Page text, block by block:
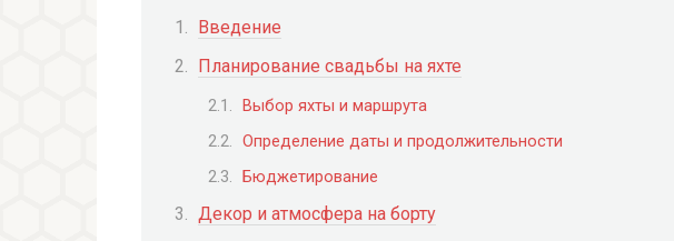
Введение
Планирование свадьбы на яхте
Выбор яхты и маршрута
Определение даты и продолжительности
Бюджетирование
Декор и атмосфера на борту